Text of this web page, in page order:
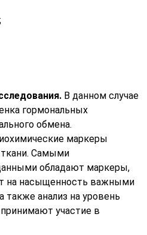
В данном случае
гормональных
обмена.
маркеры
ткани. Самыми
обладают маркеры,
на насыщенность важными
также анализ на уровень
участие в